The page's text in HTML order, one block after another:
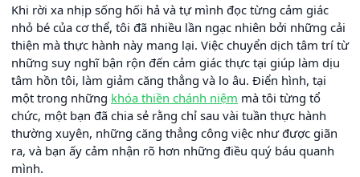
Khi rời xa nhịp sống hối hả và tự mình đọc từng cảm giác
nhỏ bé của cơ thể, tôi đã nhiều lần ngạc nhiên bởi những cải
thiện mà thực hành này mang lại. Việc chuyển dịch tâm trí từ
những suy nghĩ bận rộn đến cảm giác thực tại giúp làm dịu
tâm hồn tôi, làm giảm căng thẳng và lo âu. Điển hình, tại
một trong những khóa thiền chánh niệm mà tôi từng tổ
chức, một bạn đã chia sẻ rằng chỉ sau vài tuần thực hành
thường xuyên, những căng thẳng công việc như được giãn
ra, và bạn ấy cảm nhận rõ hơn những điều quý báu quanh
mình.